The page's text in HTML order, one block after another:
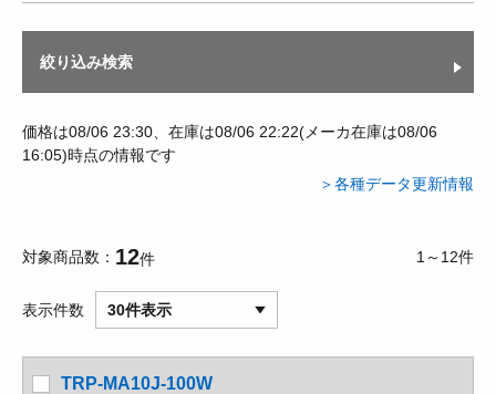
絞り込み検索
価格は08/06 23:30、在庫は08/06 22:22(メーカ在庫は08/06
16:05)時点の情報です
＞各種データ更新情報
対象商品数 12件 1～12件
表示件数 30件表示
TRP-MA10J-100W